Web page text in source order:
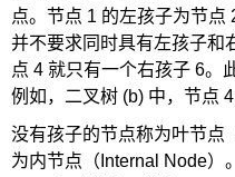
点。节点 1 的左孩子为节点
并不要求同时具有左孩子和
点 4 就只有一个右孩子 6。
例如，二叉树 (b) 中，节点
没有孩子的节点称为叶节点
为内节点（Internal Node）